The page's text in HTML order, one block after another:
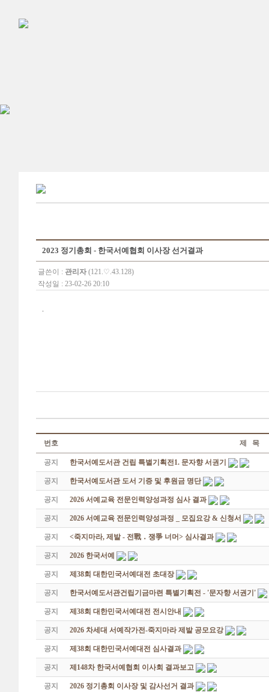
2023 정기총회 - 한국서예협회 이사장 선거결과
글쓴이 : 관리자 (121.♡.43.128)
작성일 : 23-02-26 20:10
.
번호 제 목
공지 한국서예도서관 건립 특별기획전1. 문자향 서권기
공지 한국서예도서관 도서 기증 및 후원금 명단
공지 2026 서예교육 전문인력양성과정 심사 결과
공지 2026 서예교육 전문인력양성과정 _ 모집요강 & 신청서
공지 <죽지마라, 제발 - 전戰 ․ 쟁爭 너머> 심사결과
공지 2026 한국서예
공지 제38회 대한민국서예대전 초대장
공지 한국서예도서관건립기금마련 특별기획전 - '문자향 서권기'
공지 제38회 대한민국서예대전 전시안내
공지 2026 차세대 서예작가전-죽지마라 제발 공모요강
공지 제38회 대한민국서예대전 심사결과
공지 제148차 한국서예협회 이사회 결과보고
공지 2026 정기총회 이사장 및 감사선거 결과